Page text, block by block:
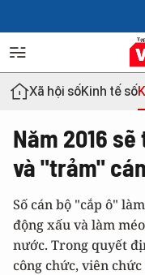
Xã hội sốKinh tế số
Năm 2016
và "trảm"
Số cán bộ "cắp ô"
động xấu và làm
nước. Trong quyết
công chức, viên